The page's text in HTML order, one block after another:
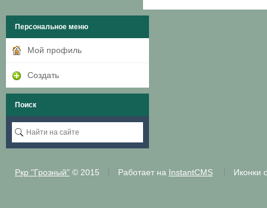
Персональное меню
Мой профиль
Создать
Поиск
Ркр "Грозный"© 2015 Работает на InstantCMS Иконки